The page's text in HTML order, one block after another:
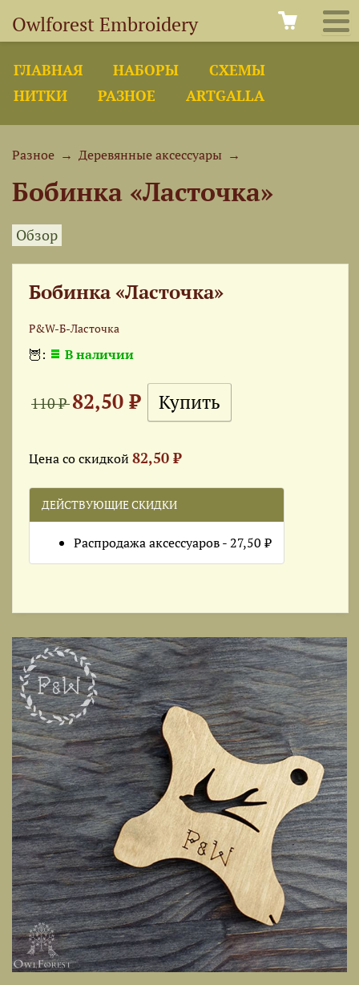
Owlforest Embroidery
ГЛАВНАЯ НАБОРЫ
СХЕМЫ
НИТКИ
РАЗНОЕ ARTGALLA
Разное → Деревянные аксессуары →
Бобинка «Ласточка»
Обзор
Бобинка «Ласточка»
P&W-Б-Ласточка
🦉: В наличии
110 ₽82,50 ₽
Цена со скидкой 82,50 ₽
ДЕЙСТВУЮЩИЕ СКИДКИ
Распродажа аксессуаров - 27,50 ₽